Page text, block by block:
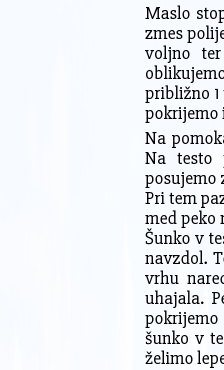
Maslo
zmes
voljno
približno
pokrijemo
Na
Na testo
posujemo
Pri tem
med peko
Šunko v
navzdol.
vrhu
uhajala.
šunko v
želimo